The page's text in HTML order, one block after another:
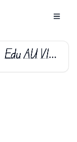
Edu AU VIC WA NT Guides